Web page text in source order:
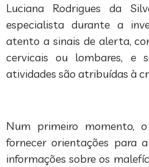
Luciana Rodrigues da
especialista durante a
atento a sinais de alerta,
cervicais ou lombares, e
atividades são atribuídas à
Num primeiro momento,
fornecer orientações para
informações sobre os